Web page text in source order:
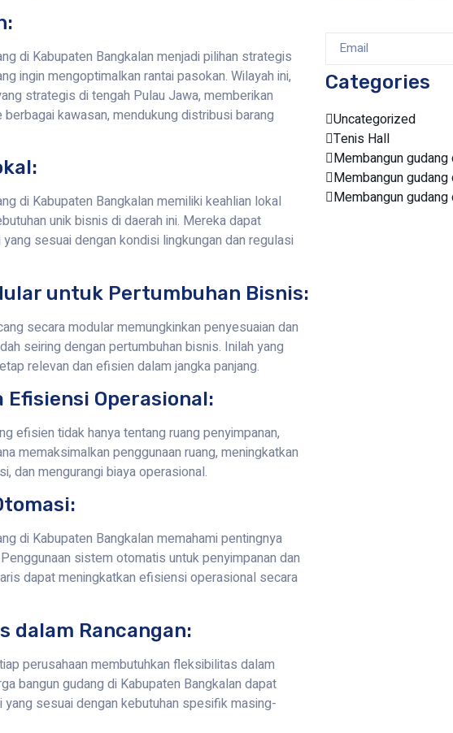
di Kabupaten Bangkalan menjadi pilihan strategis
ingin mengoptimalkan rantai pasokan. Wilayah ini,
strategis di tengah Pulau Jawa, memberikan
kawasan, mendukung distribusi barang
di Kabupaten Bangkalan memiliki keahlian lokal
unik bisnis di daerah ini. Mereka dapat
sesuai dengan kondisi lingkungan dan regulasi
untuk Pertumbuhan Bisnis:
secara modular memungkinkan penyesuaian dan
seiring dengan pertumbuhan bisnis. Inilah yang
relevan dan efisien dalam jangka panjang.
Efisiensi Operasional:
efisien tidak hanya tentang ruang penyimpanan,
memaksimalkan penggunaan ruang, meningkatkan
dan mengurangi biaya operasional.
di Kabupaten Bangkalan memahami pentingnya
sistem otomatis untuk penyimpanan dan
dapat meningkatkan efisiensi operasional secara
dalam Rancangan:
perusahaan membutuhkan fleksibilitas dalam
bangun gudang di Kabupaten Bangkalan dapat
sesuai dengan kebutuhan spesifik masing-
Categories
Uncategorized
Tenis Hall
Membangun
Membangun
Membangun gudang